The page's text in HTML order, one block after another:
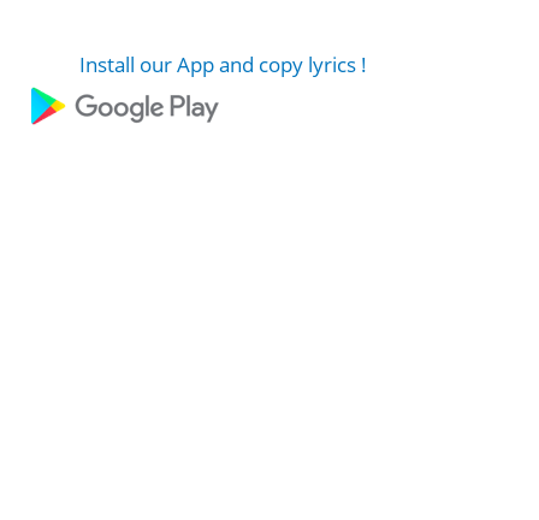
Install our App and copy lyrics !